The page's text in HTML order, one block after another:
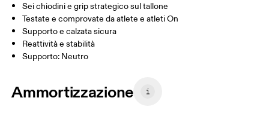
Sei chiodini e grip strategico sul tallone
Testate e comprovate da atlete e atleti On
Supporto e calzata sicura
Reattività e stabilità
Supporto: Neutro
Ammortizzazione